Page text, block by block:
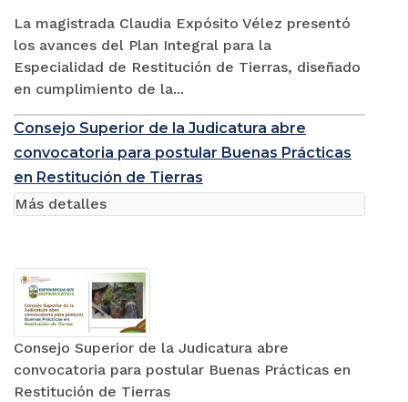
La magistrada Claudia Expósito Vélez presentó
los avances del Plan Integral para la
Especialidad de Restitución de Tierras, diseñado
en cumplimiento de la...
Consejo Superior de la Judicatura abre
convocatoria para postular Buenas Prácticas
en Restitución de Tierras
Consejo Superior de la Judicatura abre
convocatoria para postular Buenas Prácticas en
Restitución de Tierras
Más detalles